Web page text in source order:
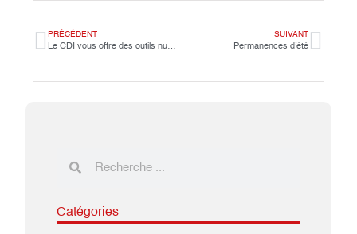
PRÉCÉDENT
Le CDI vous offre des outils numériques sur sa plateforme
SUIVANT
Permanences d’été
Catégories